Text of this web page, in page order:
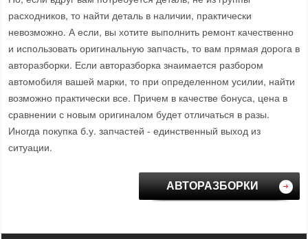
расходников, то найти деталь в наличии, практически
невозможно. А если, вы хотите выполнить ремонт качественно
и использовать оригинальную запчасть, то вам прямая дорога в
авторазборки. Если авторазборка знаимается разбором
автомобиля вашей марки, то при определенном усилии, найти
возможно практически все. Причем в качестве бонуса, цена в
сравнении с новым оригиналом будет отличаться в разы.
Иногда покупка б.у. запчастей - единственный выход из
ситуации.
АВТОРАЗБОРКИ